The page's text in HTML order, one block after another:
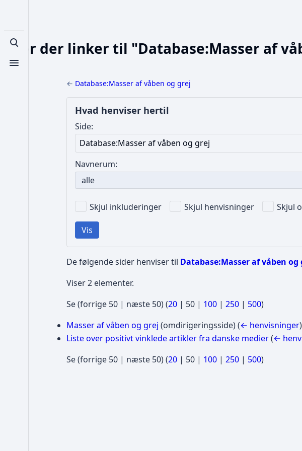
Toggle search
Toggle menu
Sider der linker til "Database:Masser af
← Database:Masser af våben og grej
Hvad henviser hertil
Side:
Navnerum:
alle
Skjul inkluderinger Skjul henvisninger Skjul
Vis
De følgende sider henviser til Database:Masser af våben og
Viser 2 elementer.
Se (forrige 50 | næste 50) (20 | 50 | 100 | 250 | 500)
Masser af våben og grej (omdirigeringsside)(← henvisninger)
Liste over positivt vinklede artikler fra danske medier(←
Se (forrige 50 | næste 50) (20 | 50 | 100 | 250 | 500)